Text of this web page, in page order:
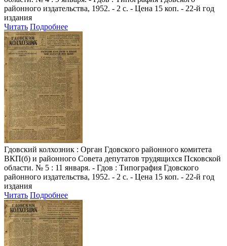
районного издательства, 1952. - 2 с. - Цена 15 коп. - 22-й год
издания
Читать Подробнее
Гдовский колхозник : Орган Гдовского районного комитета
ВКП(б) и районного Совета депутатов трудящихся Псковской
области. № 5 : 11 января. - Гдов : Типография Гдовского
районного издательства, 1952. - 2 с. - Цена 15 коп. - 22-й год
издания
Читать Подробнее